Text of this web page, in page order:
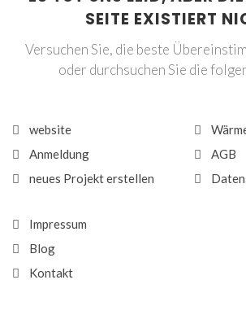
SEITE EXISTIERT
Versuchen Sie, die beste
oder durchsuchen Sie die
website
Anmeldung
neues Projekt erstellen
AGB
Impressum
Blog
Kontakt